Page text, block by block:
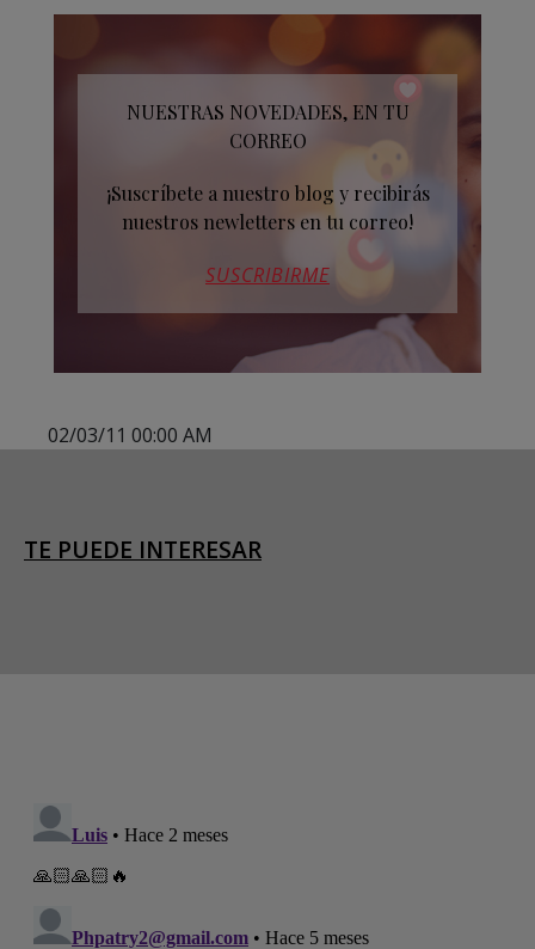
NUESTRAS NOVEDADES, EN TU
CORREO
¡Suscríbete a nuestro blog y recibirás
nuestros newletters en tu correo!
SUSCRIBIRME
02/03/11 00:00 AM
TE PUEDE INTERESAR